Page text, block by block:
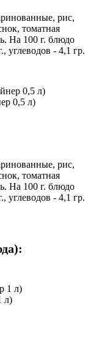
рис,
томатная
На 100 г. блюдо
углеводов - 4,1 гр.
0,5 л)
рис,
томатная
На 100 г. блюдо
углеводов - 4,1 гр.
л)